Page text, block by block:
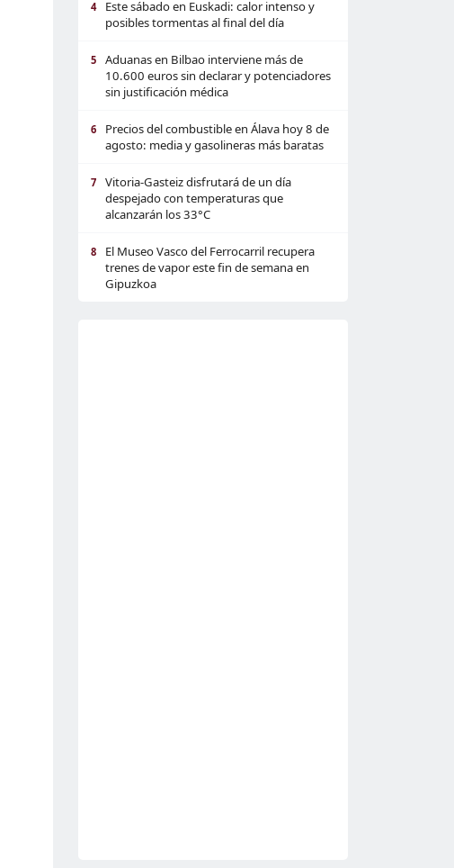
4
Este sábado en Euskadi: calor intenso y
posibles tormentas al final del día
5
Aduanas en Bilbao interviene más de
10.600 euros sin declarar y potenciadores
sin justificación médica
6
Precios del combustible en Álava hoy 8 de
agosto: media y gasolineras más baratas
7
Vitoria-Gasteiz disfrutará de un día
despejado con temperaturas que
alcanzarán los 33°C
8
El Museo Vasco del Ferrocarril recupera
trenes de vapor este fin de semana en
Gipuzkoa